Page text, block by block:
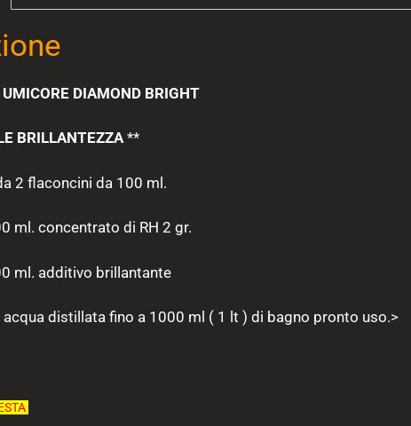
DIAMOND BRIGHT
BRILLANTEZZA**
2 flaconcini da 100 ml.
ml. concentrato di RH 2 gr.
ml. additivo brillantante
acqua distillata fino a 1000 ml ( 1 lt ) di bagno pronto uso.>